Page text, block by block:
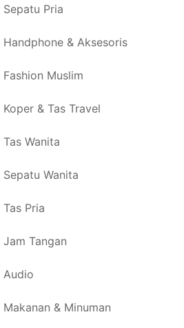
Sepatu Pria
Handphone & Aksesoris
Fashion Muslim
Koper & Tas Travel
Tas Wanita
Sepatu Wanita
Tas Pria
Jam Tangan
Audio
Makanan & Minuman